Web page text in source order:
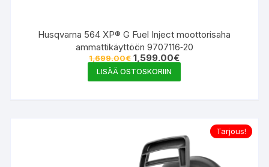
Husqvarna 564 XP® G Fuel Inject moottorisaha
ammattikäyttöön 9707116‑20
1,699.00€ Alkuperäinen
hinta
oli:
1,699.00€.
1,599.00€Nykyinen
hinta
1,599.00€.
LISÄÄ OSTOSKORIIN
Tarjous!